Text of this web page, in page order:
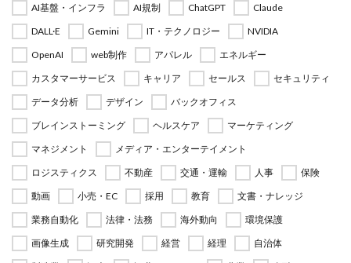
AI基盤・インフラ
AI規制 ChatGPT
Claude
DALL·E
Gemini IT・テクノロジー
NVIDIA
OpenAI
web制作 アパレル
エネルギー
カスタマーサービス
キャリア セールス
セキュリティ
データ分析
デザイン
バックオフィス
ブレインストーミング
ヘルスケア
マーケティング
マネジメント
メディア・エンターテイメント
ロジスティクス
不動産 交通・運輸 人事
保険
動画
小売・EC 採用 教育
文書・ナレッジ
業務自動化
法律・法務 海外動向
環境保護
画像生成
研究開発 経営 経理
自治体